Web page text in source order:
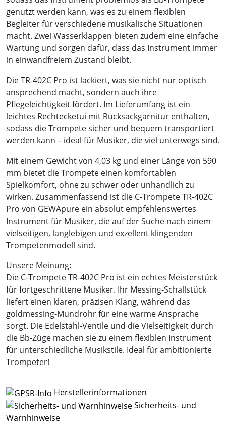
genutzt werden kann, was es zu einem flexiblen
Begleiter für verschiedene musikalische Situationen
macht. Zwei Wasserklappen bieten zudem eine einfache
Wartung und sorgen dafür, dass das Instrument immer
in einwandfreiem Zustand bleibt.
Die TR-402C Pro ist lackiert, was sie nicht nur optisch
ansprechend macht, sondern auch ihre
Pflegeleichtigkeit fördert. Im Lieferumfang ist ein
leichtes Rechtecketui mit Rucksackgarnitur enthalten,
sodass die Trompete sicher und bequem transportiert
werden kann – ideal für Musiker, die viel unterwegs sind.
Mit einem Gewicht von 4,03 kg und einer Länge von 590
mm bietet die Trompete einen komfortablen
Spielkomfort, ohne zu schwer oder unhandlich zu
wirken. Zusammenfassend ist die C-Trompete TR-402C
Pro von GEWApure ein absolut empfehlenswertes
Instrument für Musiker, die auf der Suche nach einem
vielseitigen, langlebigen und exzellent klingenden
Trompetenmodell sind.
Unsere Meinung:
Die C-Trompete TR-402C Pro ist ein echtes Meisterstück
für fortgeschrittene Musiker. Ihr Messing-Schallstück
liefert einen klaren, präzisen Klang, während das
goldmessing-Mundrohr für eine warme Ansprache
sorgt. Die Edelstahl-Ventile und die Vielseitigkeit durch
die Bb-Züge machen sie zu einem flexiblen Instrument
für unterschiedliche Musikstile. Ideal für ambitionierte
Trompeter!
Herstellerinformationen
Sicherheits- und
Warnhinweise